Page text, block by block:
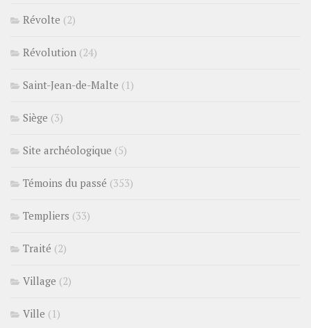
Révolte (2)
Révolution (24)
Saint-Jean-de-Malte (1)
Siège (3)
Site archéologique (5)
Témoins du passé (353)
Templiers (33)
Traité (2)
Village (2)
Ville (1)